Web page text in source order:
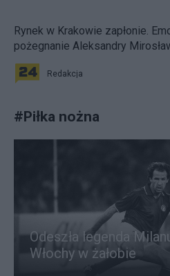
Rynek w Krakowie zapłonie.
pożegnanie Aleksandry
Redakcja
#Piłka nożna
Odeszła legenda
Włochy w żałobie